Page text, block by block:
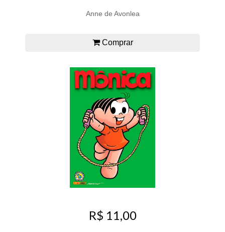
Anne de Avonlea
Comprar
R$ 11,00